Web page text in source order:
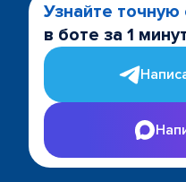
Узнайте точную
в боте за 1